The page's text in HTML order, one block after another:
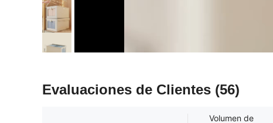
Evaluaciones de Clientes (56)
Volumen de